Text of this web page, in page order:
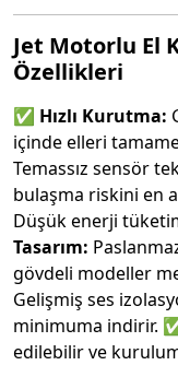
Jet Motorlu El
Özellikleri
✅ Hızlı Kurutma:
içinde elleri
Temassız sensör
bulaşma riskini en
Düşük enerji
Tasarım:
gövdeli modeller
Gelişmiş ses
minimuma indirir.
edilebilir ve